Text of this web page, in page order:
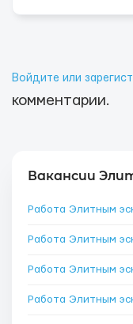
Войдите или
комментарии.
Вакансии
Работа Элитным
Работа Элитным
Работа Элитным
Работа Элитным